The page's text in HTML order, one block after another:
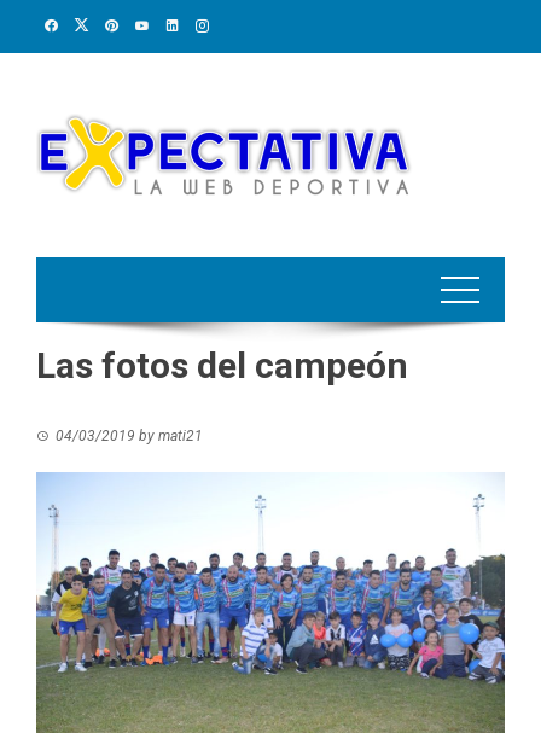
Las fotos del campeón
04/03/2019 by mati21